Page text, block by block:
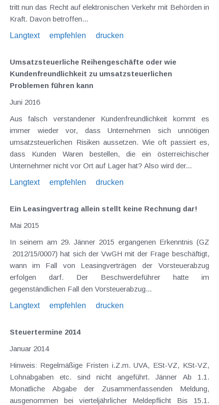
tritt nun das Recht auf elektronischen Verkehr mit Behörden in
Kraft. Davon betroffen...
Langtext
empfehlen drucken
Umsatzsteuerliche Reihengeschäfte oder wie
Kundenfreundlichkeit zu umsatzsteuerlichen
Problemen führen kann
Juni 2016
Aus falsch verstandener Kundenfreundlichkeit kommt es
immer wieder vor, dass Unternehmen sich unnötigen
umsatzsteuerlichen Risiken aussetzen. Wie oft passiert es,
dass Kunden Waren bestellen, die ein österreichischer
Unternehmer nicht vor Ort auf Lager hat? Also wird der...
Langtext
empfehlen drucken
Ein Leasingvertrag allein stellt keine Rechnung dar!
Mai 2015
In seinem am 29. Jänner 2015 ergangenen Erkenntnis (GZ
2012/15/0007) hat sich der VwGH mit der Frage beschäftigt,
wann im Fall von Leasingverträgen der Vorsteuerabzug
erfolgen darf. Der Beschwerdeführer hatte im
gegenständlichen Fall den Vorsteuerabzug...
Langtext
empfehlen drucken
Steuertermine 2014
Januar 2014
Hinweis: Regelmäßige Fristen i.Z.m. UVA, ESt-VZ, KSt-VZ,
Lohnabgaben etc. sind nicht angeführt. Jänner Ab 1.1.
Monatliche Abgabe der Zusammenfassenden Meldung,
ausgenommen bei vierteljährlicher Meldepflicht Bis 15.1.